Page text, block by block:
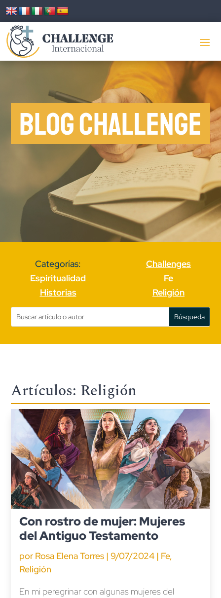
Blog Challenge
Categorías:
Challenges
Espiritualidad
Fe
Historias
Religión
Artículos: Religión
Con rostro de mujer: Mujeres
del Antiguo Testamento
por Rosa Elena Torres| 9/07/2024| Fe,
Religión
En mi peregrinar con algunas mujeres del